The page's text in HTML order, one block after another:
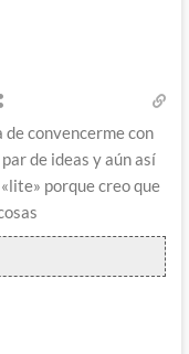
de convencerme con
de ideas y aún así
porque creo que